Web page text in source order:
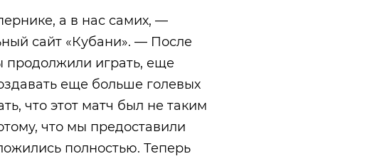
а в нас самих, —
сайт «Кубани». — После
продолжили играть, еще
еще больше голевых
что этот матч был не таким
что мы предоставили
полностью. Теперь